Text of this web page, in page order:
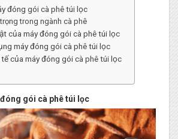
đóng gói cà phê túi lọc
trong ngành cà phê
của máy đóng gói cà phê túi lọc
máy đóng gói cà phê túi lọc
của máy đóng gói cà phê túi lọc
gói cà phê túi lọc